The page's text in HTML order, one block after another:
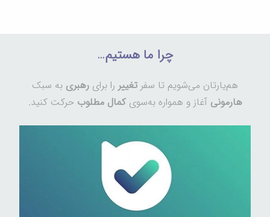
چرا ما هستیم…
هم‌یارتان می‌شویم تا سفر تغییر را برای رهبری به سبک
هارمونی آغاز و همواره به‌سوی کمال مطلوب حرکت کنید.